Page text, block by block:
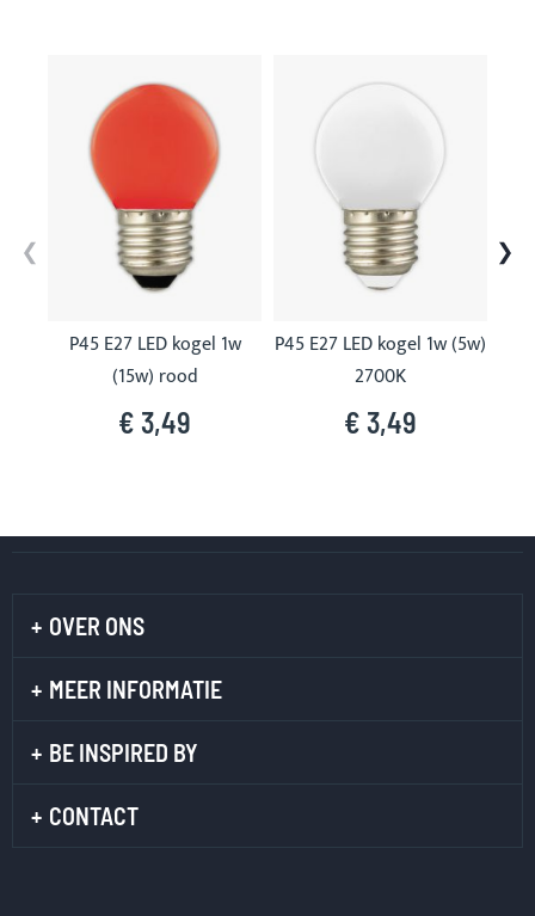
carousel
P45 E27 LED kogel 1w
(15w) rood
€ 3,49
P45 E27 LED kogel 1w (5w)
2700K
€ 3,49
OVER ONS
MEER INFORMATIE
BE INSPIRED BY
CONTACT